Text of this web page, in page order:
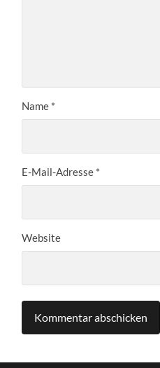
Name *
E-Mail-Adresse *
Website